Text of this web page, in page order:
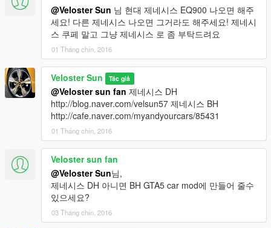
@Veloster Sun 님 현대 제네시스 EQ900 나오면 해주
세요! 다른 제네시스 나오면 그거라도 해주세요! 제네시
스 쿠페 말고 그냥 제네시스 로 좀 부탁드려요
01 Tháng chín, 2016
Veloster Sun Tác giả
@Veloster sun fan 제네시스 DH
http://blog.naver.com/velsun57 제네시스 BH
http://cafe.naver.com/myandyourcars/85431
01 Tháng chín, 2016
Veloster sun fan
@Veloster Sun님,
제네시스 DH 아니면 BH GTA5 car mod에 만들어 줄수
있으세요?
03 Tháng chín, 2016